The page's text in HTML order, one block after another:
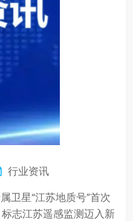
行业资讯
卫星“江苏地质号”首次
志江苏遥感监测迈入新